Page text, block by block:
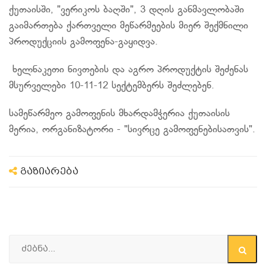
ქუთაისში, "ვერიკოს ბაღში", 3 დღის განმავლობაში
გაიმართება ქართველი მეწარმეების მიერ შექმნილი
პროდუქციის გამოფენა-გაყიდვა.
ხელნაკეთი ნივთების და აგრო პროდუქტის შეძენას
მსურველები 10-11-12 სექტემბერს შეძლებენ.
სამეწარმეო გამოფენის მხარდამჭერია ქუთაისის
მერია, ორგანიზატორი - "სივრცე გამოფენებისათვის".
გაზიარება